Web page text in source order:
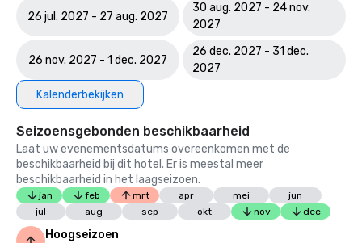
26 jul. 2027 - 27 aug. 2027
30 aug. 2027 - 24 nov.
2027
26 nov. 2027 - 1 dec. 2027
26 dec. 2027 - 31 dec.
2027
Kalenderbekijken
Seizoensgebonden beschikbaarheid
Laat uw evenementsdatums overeenkomen met de
beschikbaarheid bij dit hotel. Er is meestal meer
beschikbaarheid in het laagseizoen.
jan feb mrt apr mei
jun
jul
aug sep okt nov dec
Hoogseizoen